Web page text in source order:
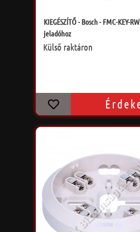
KIEGÉSZÍTŐ - Bosch - FMC-KEY-
jeladóhoz
Külső raktáron